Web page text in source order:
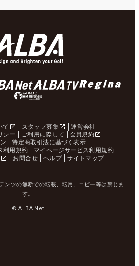
て スタッフ募集
運営会社
シー
ご利用に際して
会員規約
特定商取引法に基づく表示
利用規約
マイページサービス利用規約
お問合せ ヘルプ サイトマップ
ンツの無断での転載、転用、コピー等は禁じま
す。
© ALBA Net